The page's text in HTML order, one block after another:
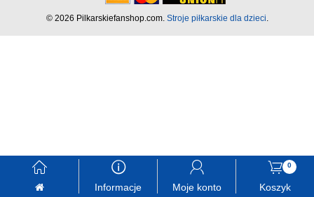
󰃱 󰈢
Informacje
󰃳
Moje konto
0
󰃦
Koszyk
© 2026 Pilkarskiefanshop.com. Stroje piłkarskie dla dzieci.